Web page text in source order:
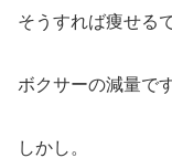
そうすれば痩せる
ボクサーの減量で
しかし。